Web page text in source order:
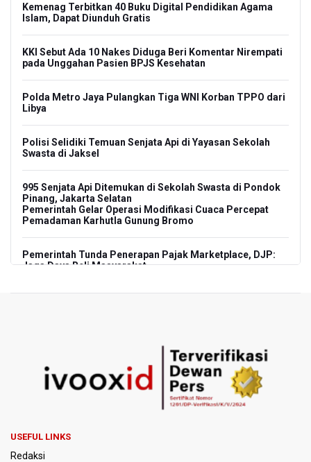
Kemenag Terbitkan 40 Buku Digital Pendidikan Agama
Islam, Dapat Diunduh Gratis
KKI Sebut Ada 10 Nakes Diduga Beri Komentar Nirempati
pada Unggahan Pasien BPJS Kesehatan
Polda Metro Jaya Pulangkan Tiga WNI Korban TPPO dari
Libya
Polisi Selidiki Temuan Senjata Api di Yayasan Sekolah
Swasta di Jaksel
995 Senjata Api Ditemukan di Sekolah Swasta di Pondok
Pinang, Jakarta Selatan
Pemerintah Gelar Operasi Modifikasi Cuaca Percepat
Pemadaman Karhutla Gunung Bromo
Pemerintah Tunda Penerapan Pajak Marketplace, DJP:
Jaga Daya Beli Masyarakat
KPK Sebut Pejabat Kemenhut Diduga Menerima 12.500
Dolar Singapura dari Bupati Kuantan Singingi Nonaktif
Amnesty International Desak Hentikan Sementara dan
Massal
USEFUL LINKS
Redaksi